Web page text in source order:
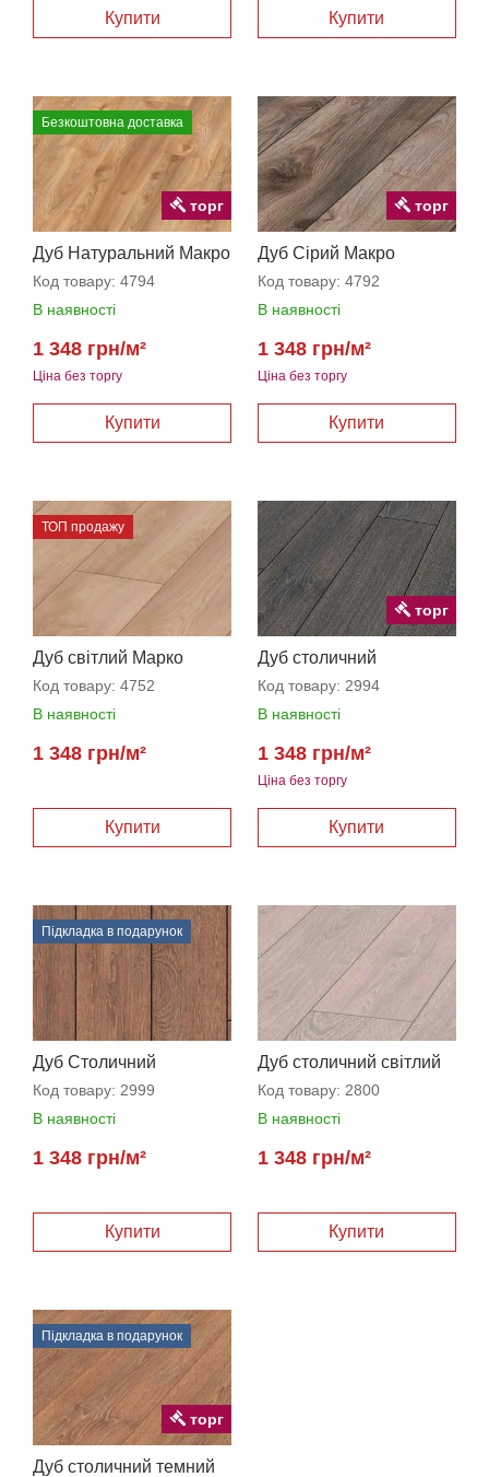
Безкоштовна доставка
Дуб Натуральний Макро
Код товару: 4794
В наявності
Ціна без торгу
1 348 грн/м²
торг
Дуб Сірий Макро
Код товару: 4792
В наявності
Ціна без торгу
1 348 грн/м²
торг
ТОП продажу
Дуб світлий Марко
Код товару: 4752
В наявності
1 348 грн/м²
Дуб столичний
Код товару: 2994
В наявності
Ціна без торгу
1 348 грн/м²
торг
Підкладка в подарунок
Дуб Столичний
Натуральний
Код товару: 2999
В наявності
1 348 грн/м²
Дуб столичний світлий
Код товару: 2800
В наявності
1 348 грн/м²
Підкладка в подарунок
Дуб столичний темний
торг